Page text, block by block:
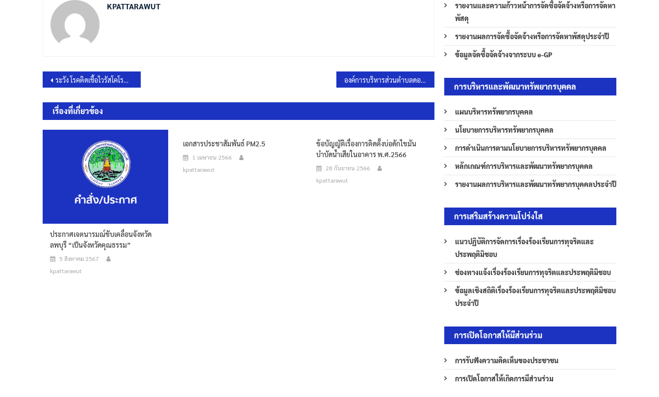
KPATTARAWUT
แนะแนว
เรื่อง
ระวัง โรคติดเชื้อไวรัสโคโรนา สายพันธ์ใหม่ องค์การบริหารส่วนตำบลดอนโพธิ์ลงพื้นที่ RE-X-RAY
เรื่องที่เกี่ยวข้อง
ประกาศเจตนารมณ์ขับเคลื่อนจังหวัด
ลพบุรี “เป็นจังหวัดคุณธรรม”
5 สิงหาคม 2567
kpattarawut
เอกสารประชาสัมพันธ์ PM2.5
1 เมษายน 2566
kpattarawut
ข้อบัญญัติเรื่องการติดตั้งบ่อดักไขมัน
บำบัดน้ำเสียในอาคาร พ.ศ.2566
28 กันยายน 2566
kpattarawut
รายงานและความก้าวหน้าการจัดซื้อจัดจ้างหรือการจัดหา
พัสดุ
รายงานผลการจัดซื้อจัดจ้างหรือการจัดหาพัสดุประจำปี
ข้อมูลจัดซื้อจัดจ้างจากระบบ e-GP
การบริหารและพัฒนาทรัพยากรบุคคล
แผนบริหารทรัพยากรบุคคล
นโยบายการบริหารทรัพยากรบุคคล
การดำเนินการตามนโยบายการบริหารทรัพยากรบุคคล
หลักเกณฑ์การบริหารและพัฒนาทรัพยากรบุคคล
รายงานผลการบริหารและพัฒนาทรัพยากรบุคคลประจำปี
การเสริมสร้างความโปร่งใส
แนวปฏิบัติการจัดการเรื่องร้องเรียนการทุจริตและ
ประพฤติมิชอบ
ช่องทางแจ้งเรื่องร้องเรียนการทุจริตและประพฤติมิชอบ
ข้อมูลเชิงสถิติเรื่องร้องเรียนการทุจริตและประพฤติมิชอบ
ประจำปี
การเปิดโอกาสให้มีส่วนร่วม
การรับฟังความคิดเห็นของประชาชน
การเปิดโอกาสให้เกิดการมีส่วนร่วม